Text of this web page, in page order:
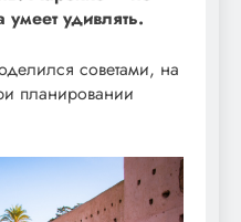
удивлять.
советами, на
планировании